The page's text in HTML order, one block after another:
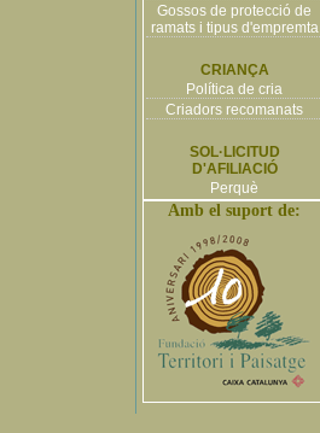
Gossos de protecció de
ramats i tipus d'empremta
CRIANÇA
Política de cria
Criadors recomanats
SOL·LICITUD
D'AFILIACIÓ
Perquè
Amb el suport de: